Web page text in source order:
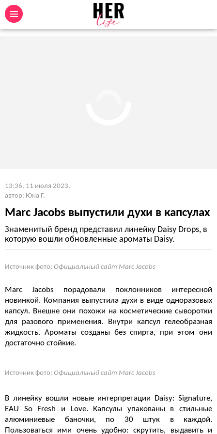
13:36, 11 июля 2023,
автор: Юна Г.
Marc Jacobs выпустили духи в капсулах
Знаменитый бренд представил линейку Daisy Drops, в
которую вошли обновленные ароматы Daisy.
Источник фото: Официальный сайт Marc Jacobs
Marc Jacobs порадовали поклонников интересной
новинкой. Компания выпустила духи в виде одноразовых
капсул. Внешне они похожи на косметические сыворотки
для разового применения. Внутри капсул гелеобразная
жидкость. Ароматы созданы без спирта, при этом они
достаточно стойкие.
Источник фото: Официальный сайт Marc Jacobs
В линейку вошли новые интерпретации Daisy: Signature,
EAU So Fresh и Love. Капсулы упакованы в стильные
алюминиевые баночки, по 30 штук в каждой.
Пользоваться ими очень удобно: скрутить, выдавить и